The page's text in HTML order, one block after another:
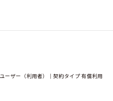
ーザー（利用者）｜契約タイプ 有償利用